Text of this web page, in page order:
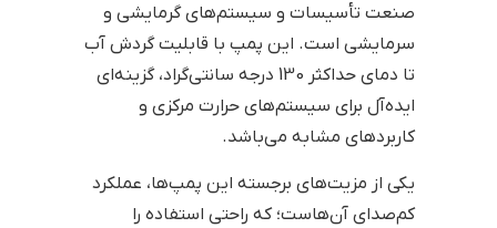
صنعت تأسیسات و سیستم‌های گرمایشی و
سرمایشی است. این پمپ با قابلیت گردش آب
تا دمای حداکثر 130 درجه سانتی‌گراد، گزینه‌ای
ایده‌آل برای سیستم‌های حرارت مرکزی و
کاربردهای مشابه می‌باشد.
یکی از مزیت‌های برجسته این پمپ‌ها، عملکرد
کم‌صدای آن‌هاست؛ که راحتی استفاده را